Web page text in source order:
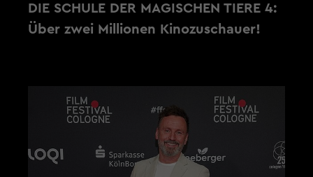
DIE SCHULE DER MAGISCHEN TIERE 4:
Über zwei Millionen Kinozuschauer!